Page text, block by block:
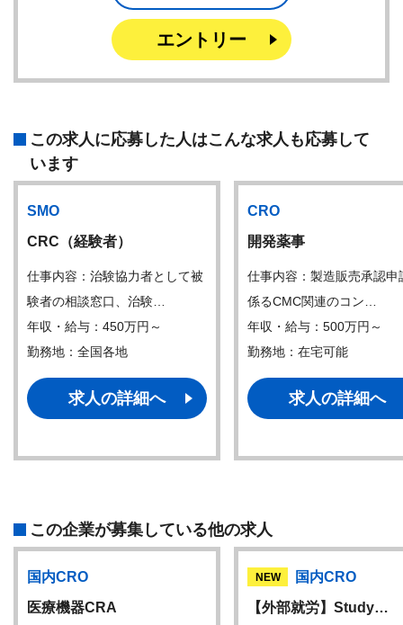
エントリー
この求人に応募した人はこんな求人も応募して
います
SMO
CRC（経験者）
仕事内容：治験協力者として被
験者の相談窓口、治験…
年収・給与：450万円～
勤務地：全国各地
求人の詳細へ
CRO
開発薬事
仕事内容：製造販売承認申
係るCMC関連のコン…
年収・給与：500万円～
勤務地：在宅可能
求人の詳細へ
この企業が募集している他の求人
国内CRO
医療機器CRA
NEW
国内CRO
【外部就労】Study…